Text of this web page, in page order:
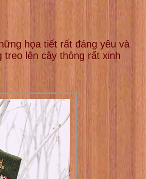
họa tiết rất đáng yêu và
lên cây thông rất xinh